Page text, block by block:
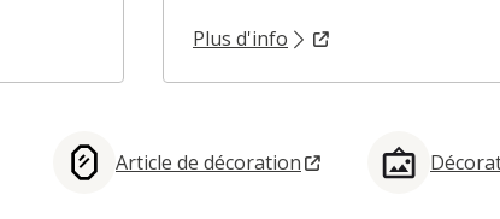
Plus d'info
Article de décoration